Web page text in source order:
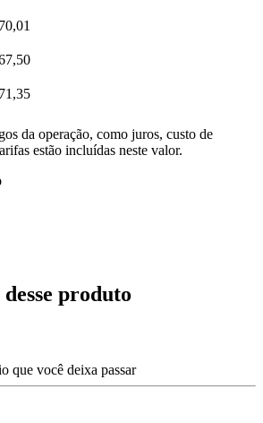
da operação, como juros, custo de
estão incluídas neste valor.
produto
que você deixa passar